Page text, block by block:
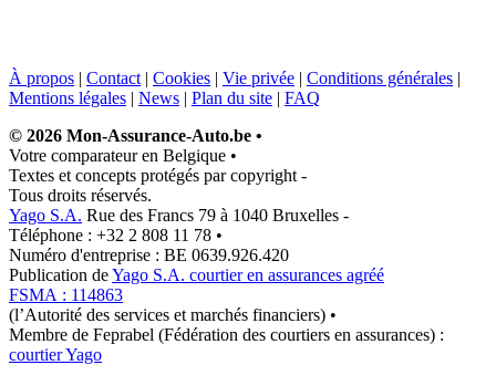
À propos | Contact | Cookies | Vie privée | Conditions générales |
Mentions légales | News | Plan du site | FAQ
© 2026 Mon-Assurance-Auto.be •
Votre comparateur en Belgique •
Textes et concepts protégés par copyright -
Tous droits réservés.
Yago S.A. Rue des Francs 79 à 1040 Bruxelles -
Téléphone : +32 2 808 11 78 •
Numéro d'entreprise : BE 0639.926.420
Publication deYago S.A. courtier en assurances agréé
FSMA : 114863
(l’Autorité des services et marchés financiers) •
Membre de Feprabel (Fédération des courtiers en assurances) :
courtier Yago